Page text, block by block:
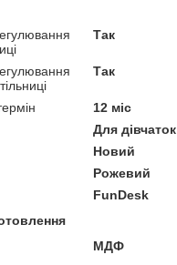
Так
Так
12 міс
Для дівчаток
Новий
Рожевий
FunDesk
МДФ